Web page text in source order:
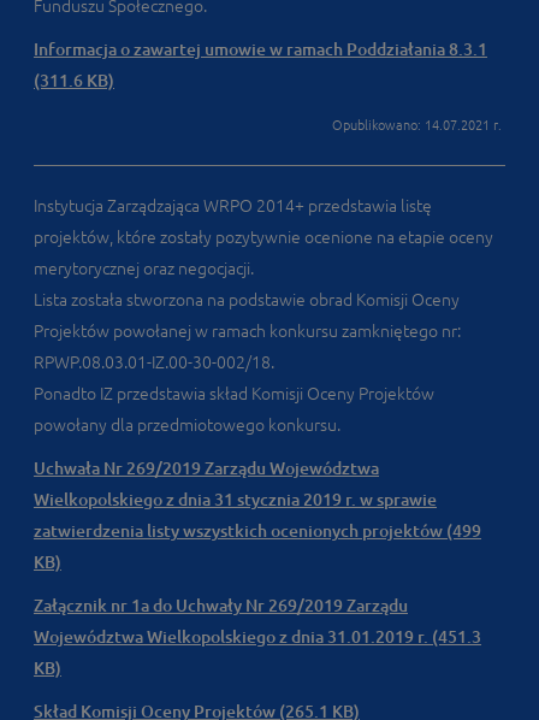
Funduszu Społecznego.
Informacja o zawartej umowie w ramach Poddziałania 8.3.1
(311.6 KB)
Opublikowano: 14.07.2021 r.
Instytucja Zarządzająca WRPO 2014+ przedstawia listę
projektów, które zostały pozytywnie ocenione na etapie oceny
merytorycznej oraz negocjacji.
Lista została stworzona na podstawie obrad Komisji Oceny
Projektów powołanej w ramach konkursu zamkniętego nr:
RPWP.08.03.01-IZ.00-30-002/18.
Ponadto IZ przedstawia skład Komisji Oceny Projektów
powołany dla przedmiotowego konkursu.
Uchwała Nr 269/2019 Zarządu Województwa
Wielkopolskiego z dnia 31 stycznia 2019 r. w sprawie
zatwierdzenia listy wszystkich ocenionych projektów (499
KB)
Załącznik nr 1a do Uchwały Nr 269/2019 Zarządu
Województwa Wielkopolskiego z dnia 31.01.2019 r. (451.3
KB)
Skład Komisji Oceny Projektów (265.1 KB)